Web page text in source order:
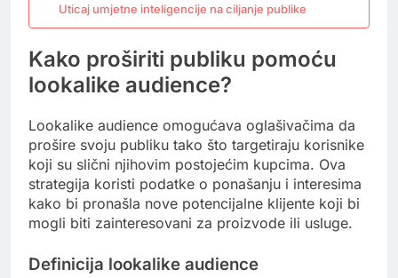
Uticaj umjetne inteligencije na ciljanje publike
Kako proširiti publiku pomoću
lookalike audience?
Lookalike audience omogućava oglašivačima da
prošire svoju publiku tako što targetiraju korisnike
koji su slični njihovim postojećim kupcima. Ova
strategija koristi podatke o ponašanju i interesima
kako bi pronašla nove potencijalne klijente koji bi
mogli biti zainteresovani za proizvode ili usluge.
Definicija lookalike audience